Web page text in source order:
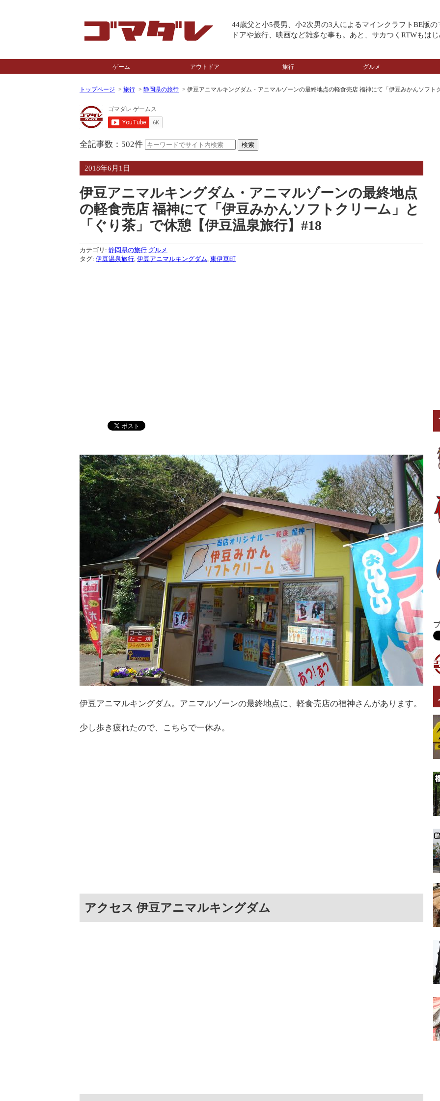
44歳父と小5長男、小2次男の3人によるマインクラフトBE版
ドアや旅行、映画など雑多な事も。あと、サカつくRTWもはじ
ゲーム アウトドア 旅行 グルメ
トップページ 旅行 静岡県の旅行 伊豆アニマルキングダム・アニマルゾーンの最終地点の軽食売店 福神にて「伊豆みかんソフト
全記事数：502件
2018年6月1日
伊豆アニマルキングダム・アニマルゾーンの最終地点
の軽食売店 福神にて「伊豆みかんソフトクリーム」と
「ぐり茶」で休憩【伊豆温泉旅行】#18
カテゴリ: 静岡県の旅行 グルメ
タグ: 伊豆温泉旅行 伊豆アニマルキングダム 東伊豆町
伊豆アニマルキングダム。アニマルゾーンの最終地点に、軽食売店の福神さんがあります。
少し歩き疲れたので、こちらで一休み。
アクセス 伊豆アニマルキングダム